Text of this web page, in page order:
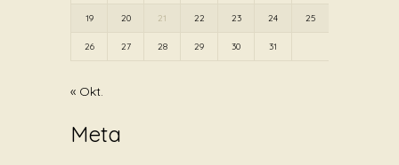
19 20 21 22 23 24 25
26 27 28 29 30 31
« Okt.
Meta